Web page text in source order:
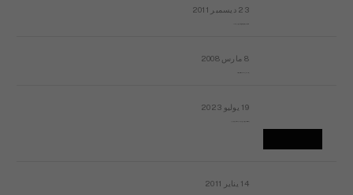
23 ديسمبر 2011
8 مارس 2008
19 يوليو 2023
14 يناير 2011